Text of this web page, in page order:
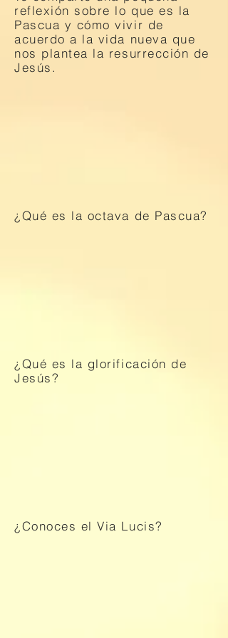
reflexión sobre lo que es la
Pascua y cómo vivir de
acuerdo a la vida nueva que
nos plantea la resurrección de
Jesús.
¿Qué es la octava de Pascua?
¿Qué es la glorificación de
Jesús?
¿Conoces el Via Lucis?